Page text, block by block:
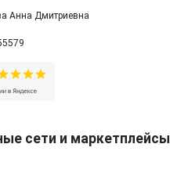
Анна Дмитриевна
сети и маркетплейсы